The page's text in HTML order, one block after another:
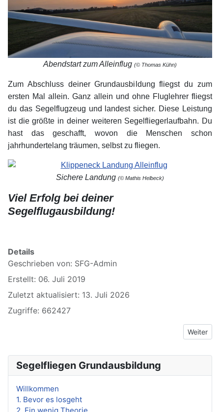
Abendstart zum Alleinflug (© Thomas Kühn)
Zum Abschluss deiner Grundausbildung fliegst du zum
ersten Mal allein. Ganz allein und ohne Fluglehrer fliegst
du das Segelflugzeug und landest sicher. Diese Leistung
ist die größte in deiner weiteren Segelfliegerlaufbahn. Du
hast das geschafft, wovon die Menschen schon
jahrhundertelang träumen, selbst zu fliegen.
Sichere Landung (© Mathis Helbeck)
Viel Erfolg bei deiner
Segelflugausbildung!
Details
Geschrieben von: SFG-Admin
Erstellt: 06. Juli 2019
Zuletzt aktualisiert: 13. Juli 2026
Zugriffe: 662427
Nächster
Weiter
Segelfliegen Grundausbildung
Willkommen
1. Bevor es losgeht